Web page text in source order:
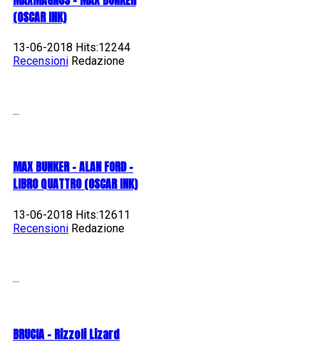
(OSCAR INK)
13-06-2018 Hits:12244
Recensioni Redazione
...
MAX BUNKER – ALAN FORD –
LIBRO QUATTRO (OSCAR INK)
13-06-2018 Hits:12611
Recensioni Redazione
...
BRUCIA - Rizzoli Lizard